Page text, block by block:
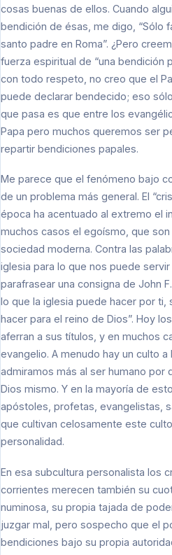
cosas buenas de ellos. Cuando
bendición de ésas, me digo, “Sólo
santo padre en Roma”. ¿Pero
fuerza espiritual de “una bendición
con todo respeto, no creo que el
puede declarar bendecido; eso
que pasa es que entre los
Papa pero muchos queremos ser
repartir bendiciones papales.
Me parece que el fenómeno bajo
de un problema más general. El
época ha acentuado al extremo el
muchos casos el egoísmo, que
sociedad moderna. Contra las
iglesia para lo que nos puede servir
parafrasear una consigna de John
lo que la iglesia puede hacer por ti,
hacer para el reino de Dios”. Hoy
aferran a sus títulos, y en muchos
evangelio. A menudo hay un culto
admiramos más al ser humano por
Dios mismo. Y en la mayoría de
apóstoles, profetas, evangelistas,
que cultivan celosamente este
personalidad.
En esa subcultura personalista los
corrientes merecen también su
numinosa, su propia tajada de
juzgar mal, pero sospecho que el
bendiciones bajo su propia